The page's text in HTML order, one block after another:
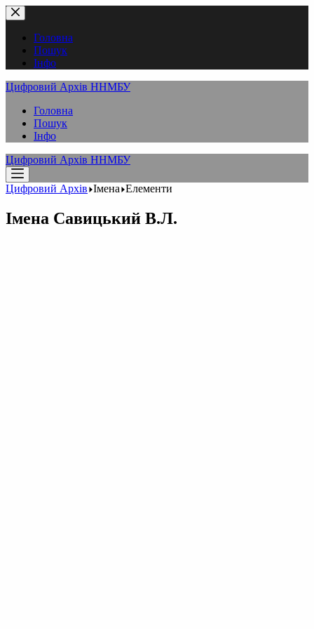
Перейти
до
вмістуГоловна
Пошук
Інфо
Цифровий Архів ННМБУ
Головна
Пошук
Інфо
Цифровий Архів ННМБУ
Цифровий Архів Імена Елементи
Імена Савицький В.Л.